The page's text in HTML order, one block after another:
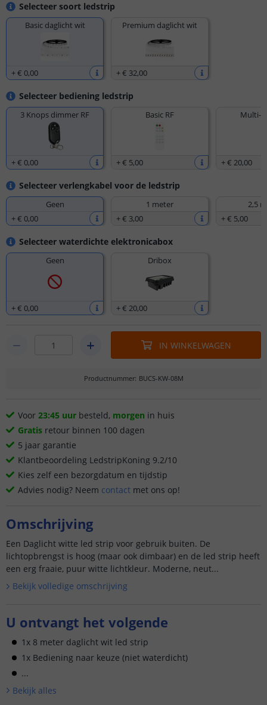
Selecteer soort ledstrip
Basic daglicht wit
+€ 0,00
Premium daglicht wit
+€ 32,00
Selecteer bediening ledstrip
3 Knops dimmer RF
+€ 0,00
Basic RF
+€ 5,00
Multi-
+€ 20,00
Selecteer verlengkabel voor de ledstrip
Geen
+€ 0,00
1 meter
+€ 3,00
2,5
+€ 5,00
Selecteer waterdichte elektronicabox
Geen
+€ 0,00
Dribox
+€ 20,00
IN WINKELWAGEN
Productnummer: BUCS-KW-08M
Voor 23:45 uur besteld, morgen in huis
Gratis retour binnen 100 dagen
5 jaar garantie
Klantbeoordeling LedstripKoning 9.2/10
Kies zelf een bezorgdatum en tijdstip
Advies nodig? Neem contact met ons op!
Omschrijving
Een Daglicht witte led strip voor gebruik buiten. De
lichtopbrengst is hoog (maar ook dimbaar) en de led strip heeft
een erg fraaie, puur witte lichtkleur. Moderne, neut...
Bekijk volledige omschrijving
U ontvangt het volgende
1x 8 meter daglicht wit led strip
1x Bediening naar keuze (niet waterdicht)
...
Bekijk alles